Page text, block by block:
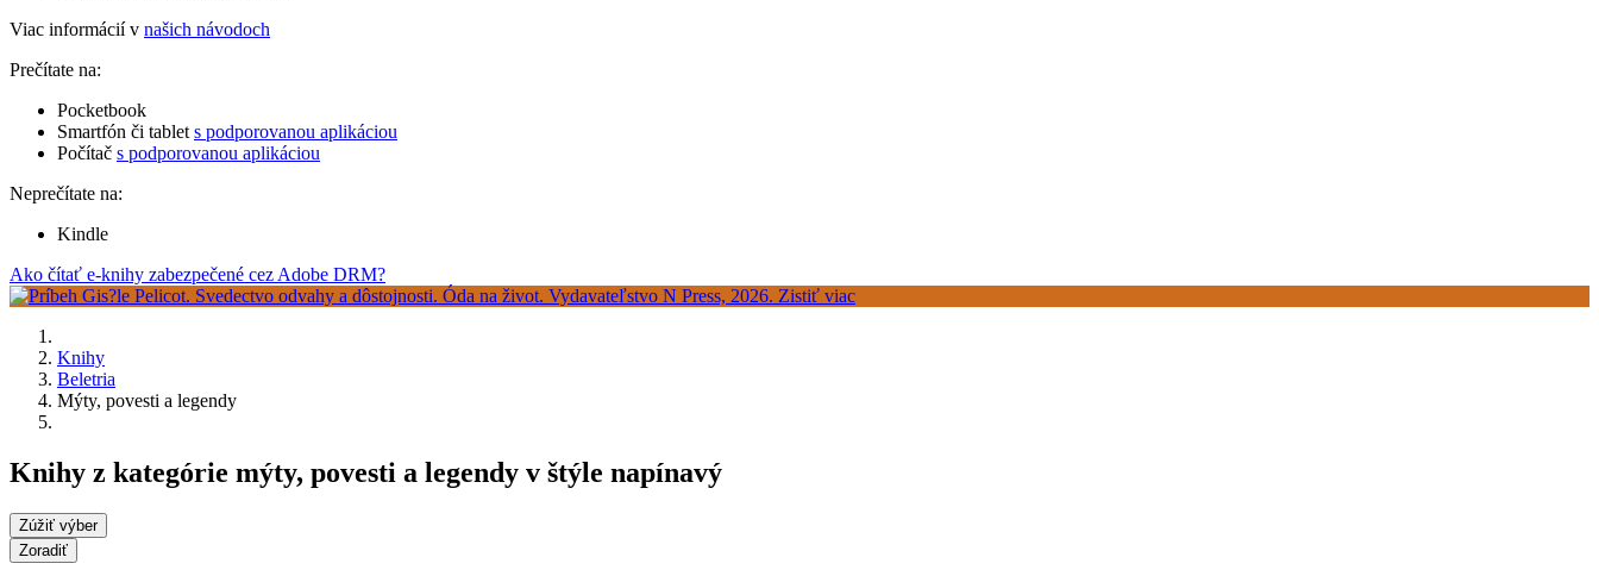
Viac informácií v našich návodoch
Prečítate na:
Pocketbook
Smartfón či tablet s podporovanou aplikáciou
Počítač s podporovanou aplikáciou
Neprečítate na:
Kindle
Ako čítať e-knihy zabezpečené cez Adobe DRM?
Knihy
Beletria
Mýty, povesti a legendy
Knihy z kategórie mýty, povesti a legendy v štýle napínavý
Zúžiť výber
Zoradiť